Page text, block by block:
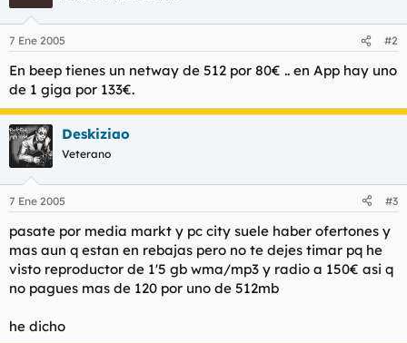
7 Ene 2005 #2
En beep tienes un netway de 512 por 80€ .. en App hay uno
de 1 giga por 133€.
Deskiziao
Veterano
7 Ene 2005 #3
pasate por media markt y pc city suele haber ofertones y
mas aun q estan en rebajas pero no te dejes timar pq he
visto reproductor de 1'5 gb wma/mp3 y radio a 150€ asi q
no pagues mas de 120 por uno de 512mb
he dicho